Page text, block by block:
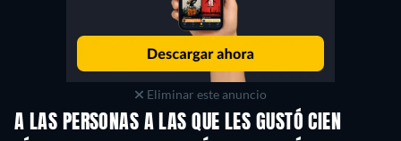
Eliminar este anuncio
A LAS PERSONAS A LAS QUE LES GUSTÓ CIEN